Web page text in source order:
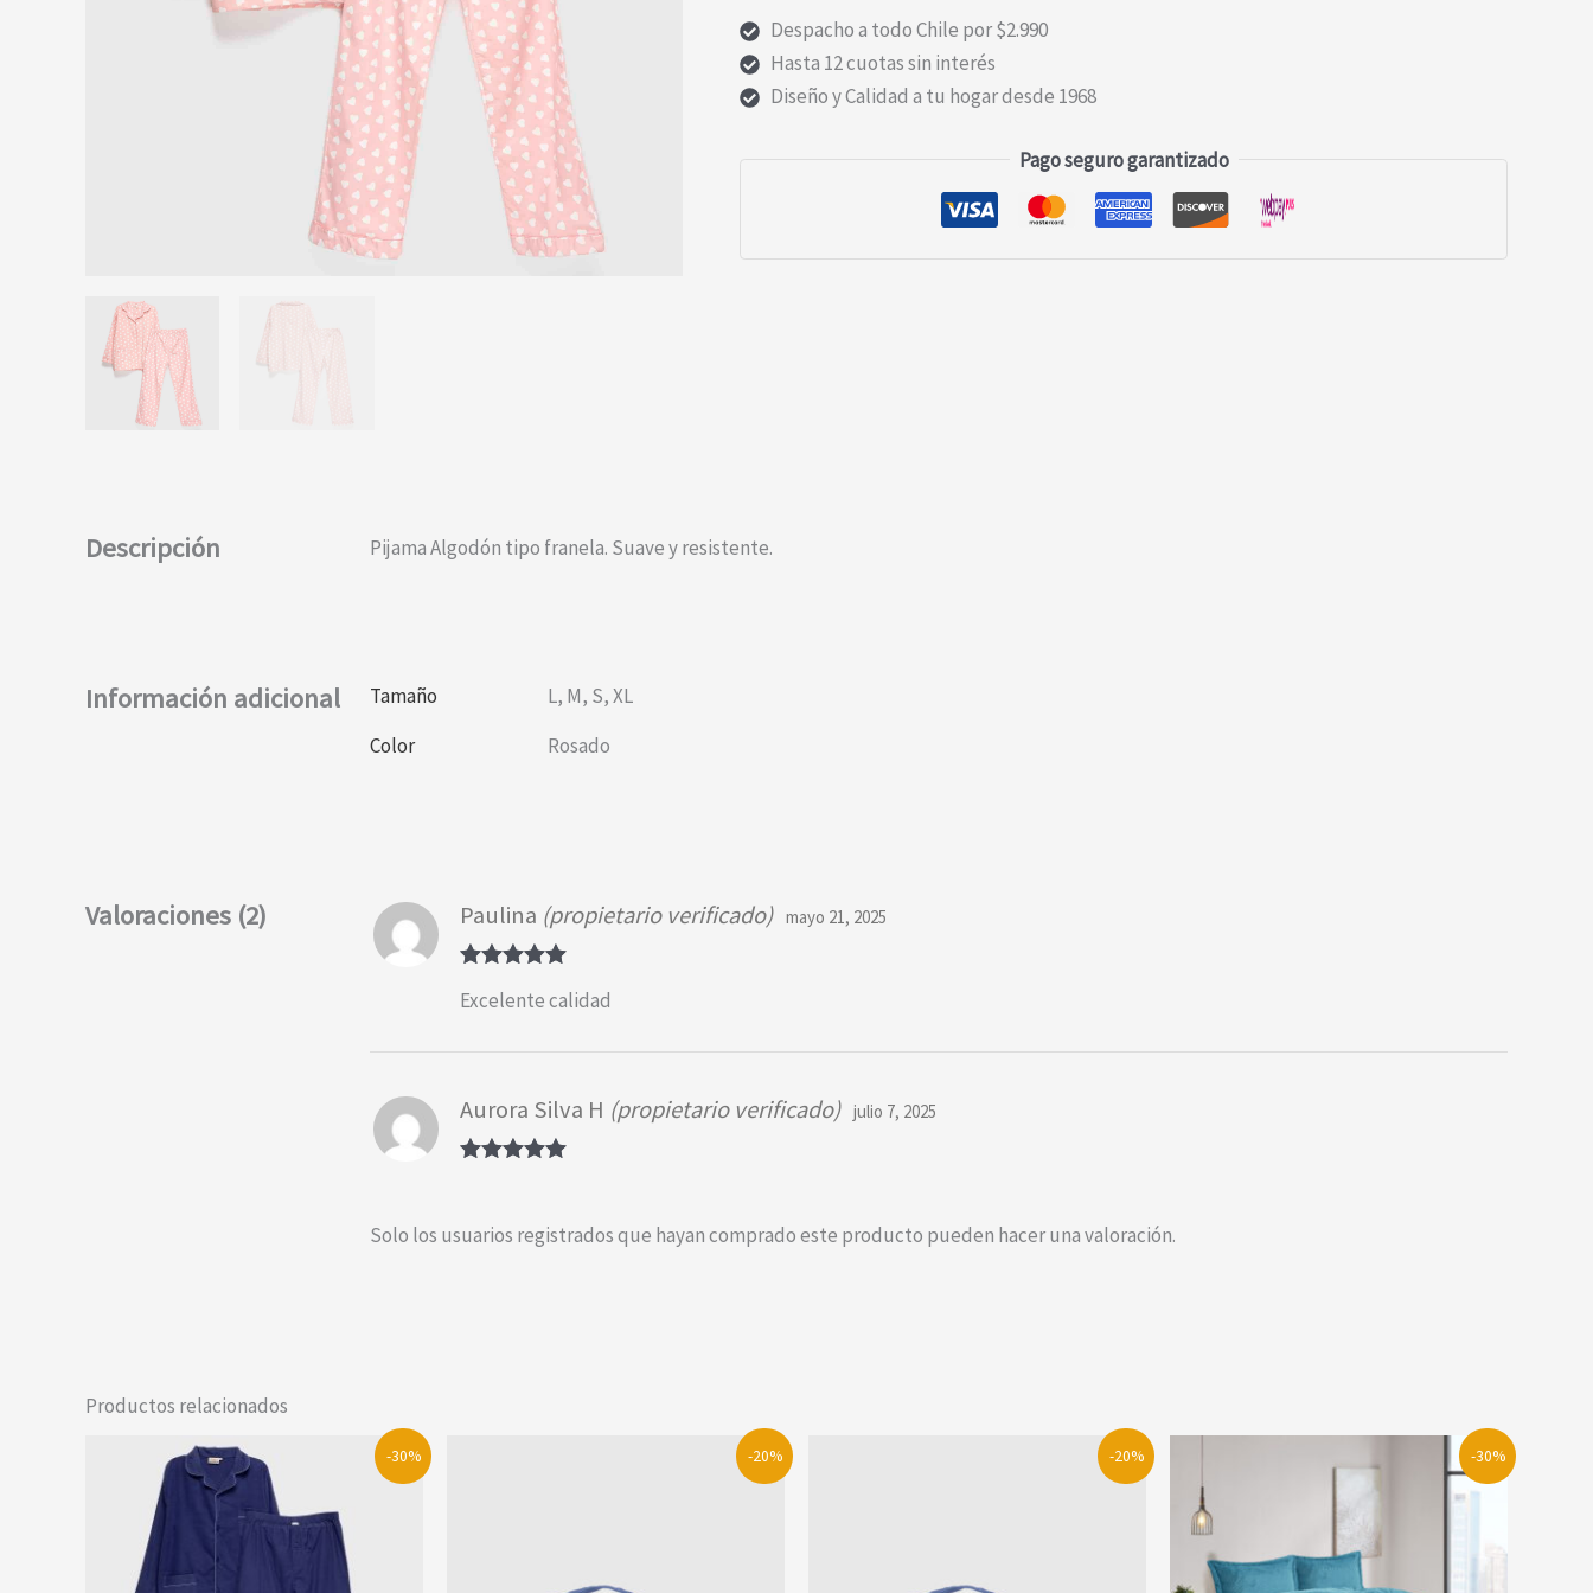
Despacho a todo Chile por $2.990
Hasta 12 cuotas sin interés
Diseño y Calidad a tu hogar desde 1968
Pago seguro garantizado
Descripción Pijama Algodón tipo franela. Suave y resistente.
Información adicional Tamaño L, M, S,XL
Color
Rosado
Valoraciones (2)
con5de 5
Paulina (propietario verificado) mayo 21, 2025
Excelente calidad
Aurora Silva H (propietario verificado) julio 7, 2025
Solo los usuarios registrados que hayan comprado este producto pueden hacer una valoración.
Productos relacionados
-30% -20% -20% -30%